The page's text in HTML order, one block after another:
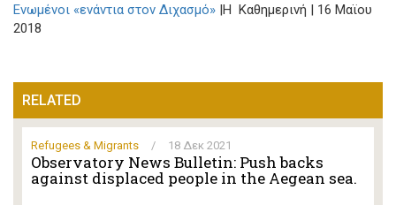
Ενωμένοι «ενάντια στον Διχασμό» |Η Καθημερινή | 16 Μαϊου
2018
RELATED
Refugees & Migrants / 18 Δεκ 2021
Observatory News Bulletin: Push backs
against displaced people in the Aegean sea.